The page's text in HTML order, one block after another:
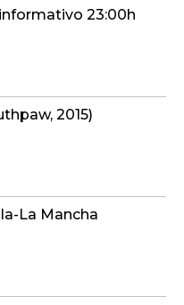
23:00h
2015)
La Mancha